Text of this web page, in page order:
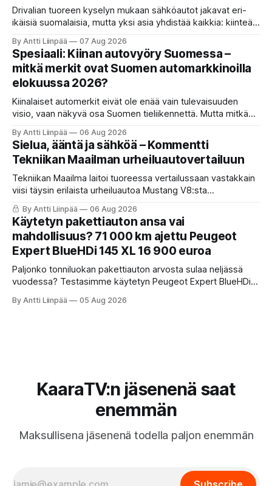
Drivalian tuoreen kyselyn mukaan sähköautot jakavat eri-
ikäisiä suomalaisia, mutta yksi asia yhdistää kaikkia: kiinteät
valittaessa.
By Antti Liinpää 07 Aug 2026
Spesiaali: Kiinan autovyöry Suomessa –
mitkä merkit ovat Suomen automarkkinoilla
elokuussa 2026?
Kiinalaiset automerkit eivät ole enää vain tulevaisuuden
visio, vaan näkyvä osa Suomen tieliikennettä. Mutta mitkä
pakettiautoihin ja mitä syksyn 2026 uutuuksilta sopii
odottaa? Katso kattava katsaus maamme tarjontaan ja
ostajan tärkeimpiin vinkkeihin!
By Antti Liinpää 06 Aug 2026
Sielua, ääntä ja sähköä – Kommentti
Tekniikan Maailman urheiluautovertailuun
Tekniikan Maailma laitoi tuoreessa vertailussaan vastakkain
viisi täysin erilaista urheiluautoa Mustang V8:sta
täyssähköiseen Hyundai Ioniq 6 N:ään. KaaraTV otti lehden
käteen ja pani autot omaan paremmuusjärjestykseen
fiiliksen, käytettävyyden ja hinta-laatusuhteen perusteella.
By Antti Liinpää 06 Aug 2026
Käytetyn pakettiauton ansa vai
mahdollisuus? 71 000 km ajettu Peugeot
Expert BlueHDi 145 XL 16 900 euroa
Paljonko tonniluokan pakettiauton arvosta sulaa neljässä
vuodessa? Testasimme käytetyn Peugeot Expert BlueHDi
16 900 €. Perkaamme auton taustat, varusteet, ajo-
By Antti Liinpää 05 Aug 2026
KaaraTV:n jäsenenä saat
enemmän
Maksullisena jäsenenä todella paljon enemmän